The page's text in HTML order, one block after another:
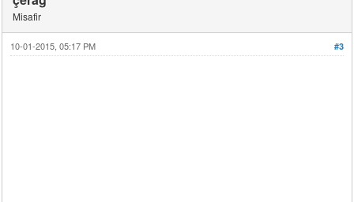
Misafir
#3
10-01-2015, 05:17 PM